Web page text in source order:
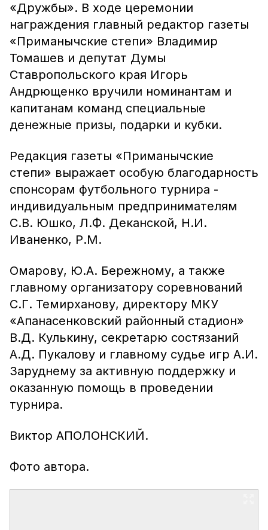
«Дружбы». В ходе церемонии
награждения главный редактор газеты
«Приманычские степи» Владимир
Томашев и депутат Думы
Ставропольского края Игорь
Андрющенко вручили номинантам и
капитанам команд специальные
денежные призы, подарки и кубки.
Редакция газеты «Приманычские
степи» выражает особую благодарность
спонсорам футбольного турнира -
индивидуальным предпринимателям
С.В. Юшко, Л.Ф. Деканской, Н.И.
Иваненко, Р.М.
Омарову, Ю.А. Бережному, а также
главному организатору соревнований
С.Г. Темирханову, директору МКУ
«Апанасенковский районный стадион»
В.Д. Кулькину, секретарю состязаний
А.Д. Пукалову и главному судье игр А.И.
Заруднему за активную поддержку и
оказанную помощь в проведении
турнира.
Виктор АПОЛОНСКИЙ.
Фото автора.